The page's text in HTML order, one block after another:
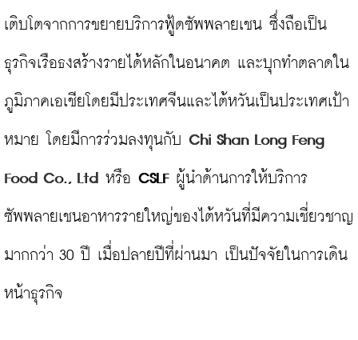
เติบโตจากการขยายบริการฟู้ดซัพพลายเชน ซึ่งถือเป็น
ธุรกิจเรือธงสร้างรายได้หลักในอนาคต และบุกทำตลาดใน
ภูมิภาคเอเชียโดยมีประเทศจีนและไต้หวันเป็นประเทศเป้า
หมาย โดยมีการร่วมลงทุนกับ Chi Shan Long Feng
Food Co., Ltd หรือ CSLF ผู้นำด้านการให้บริการ
ซัพพลายเชนอาหารรายใหญ่ของไต้หวันที่มีความเชี่ยวชาญ
มากกว่า 30 ปี เมื่อปลายปีที่ผ่านมา เป็นปัจจัยในการเดิน
หน้าธุรกิจ